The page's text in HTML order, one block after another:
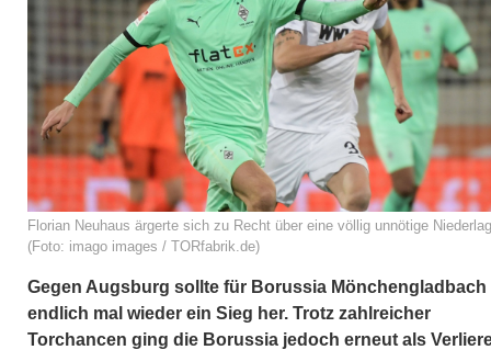
Florian Neuhaus ärgerte sich zu Recht über eine völlig unnötige
(Foto: imago images / TORfabrik.de)
Gegen Augsburg sollte für Borussia Mönchengladbach
endlich mal wieder ein Sieg her. Trotz zahlreicher
Torchancen ging die Borussia jedoch erneut als